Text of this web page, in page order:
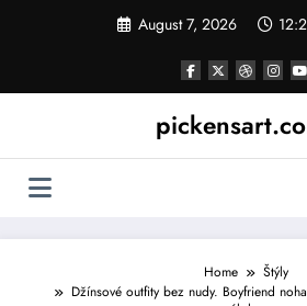
August 7, 2026
Home
Štýly
Džínsové outfity bez nudy. Boyfriend